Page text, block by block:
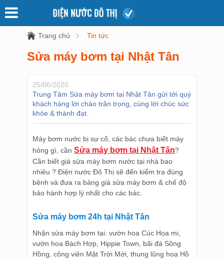
Trang chủ Tin tức
Sửa máy bơm tại Nhật Tân
25/06/2020
Trung Tâm Sửa máy bơm tại Nhật Tân gửi tới quý
khách hàng lời chào trân trọng, cùng lời chúc sức
khỏe & thành đạt.
Máy bơm nước bị sự cố, các bác chưa biết máy
hỏng gì, cần Sửa máy bơm tại Nhật Tân?
Cần biết giá sửa máy bơm nước tại nhà bao
nhiêu ? Điện nước Đô Thị sẽ đến kiểm tra đúng
bệnh và đưa ra bảng giá sửa máy bơm & chế độ
bảo hành hợp lý nhất cho các bác.
Sửa máy bơm 24h tại Nhật Tân
Nhận sửa máy bơm tại: vườn hoa Cúc Họa mi,
vườn hoa Bách Hợp, Hippie Town, bãi đá Sông
Hồng, công viên Mặt Trời Mới, thung lũng hoa Hồ